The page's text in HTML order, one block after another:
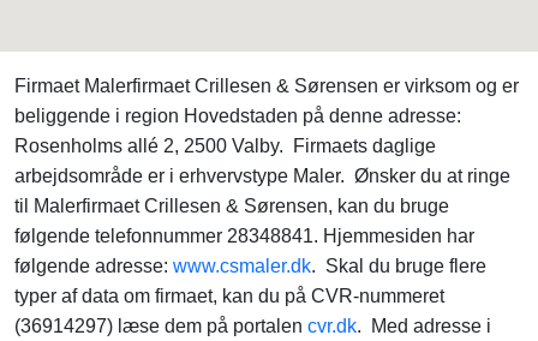
Firmaet Malerfirmaet Crillesen & Sørensen er virksom og er
beliggende i region Hovedstaden på denne adresse:
Rosenholms allé 2, 2500 Valby. Firmaets daglige
arbejdsområde er i erhvervstype Maler. Ønsker du at ringe
til Malerfirmaet Crillesen & Sørensen, kan du bruge
følgende telefonnummer 28348841. Hjemmesiden har
følgende adresse: www.csmaler.dk. Skal du bruge flere
typer af data om firmaet, kan du på CVR-nummeret
(36914297) læse dem på portalen cvr.dk. Med adresse i